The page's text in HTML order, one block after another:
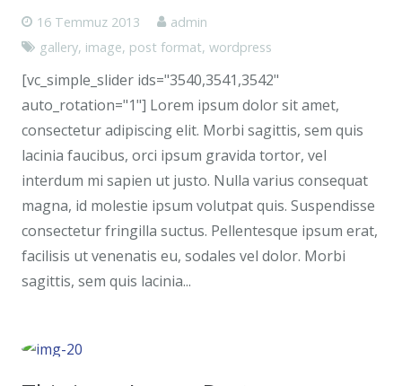
E-Katalog
İletişim
16 Temmuz 2013
admin
gallery, image, post format, wordpress
[vc_simple_slider ids="3540,3541,3542"
auto_rotation="1"] Lorem ipsum dolor sit amet,
consectetur adipiscing elit. Morbi sagittis, sem quis
lacinia faucibus, orci ipsum gravida tortor, vel
interdum mi sapien ut justo. Nulla varius consequat
magna, id molestie ipsum volutpat quis. Suspendisse
consectetur fringilla suctus. Pellentesque ipsum erat,
facilisis ut venenatis eu, sodales vel dolor. Morbi
sagittis, sem quis lacinia...